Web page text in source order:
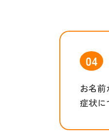
お名前
症状に